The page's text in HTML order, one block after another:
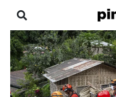
NASLOVNA
VESTI
ZADRUGA